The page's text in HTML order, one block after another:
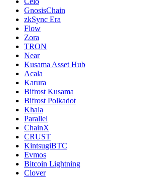
GnosisChain
zkSync Era
Flow
Zora
TRON
Near
Kusama Asset Hub
Acala
Karura
Bifrost Kusama
Bifrost Polkadot
Khala
Parallel
ChainX
CRUST
KintsugiBTC
Evmos
Bitcoin Lightning
Clover